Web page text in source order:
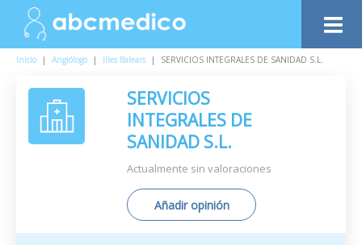
Inicio | Angiólogo | Illes Balears | SERVICIOS INTEGRALES DE SANIDAD S.L.
SERVICIOS
INTEGRALES DE
SANIDAD S.L.
Actualmente sin valoraciones
Añadir opinión